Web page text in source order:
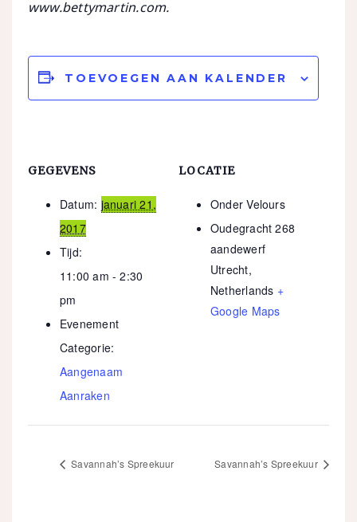
www.bettymartin.com.
TOEVOEGEN AAN KALENDER
GEGEVENS
Datum: januari 21,
2017
Tijd:
11:00 am - 2:30
pm
Evenement
Categorie:
Aangenaam
Aanraken
LOCATIE
Onder Velours
Oudegracht 268
aandewerf
Utrecht,
Netherlands +
Google Maps
Savannah’s Spreekuur Savannah’s Spreekuur